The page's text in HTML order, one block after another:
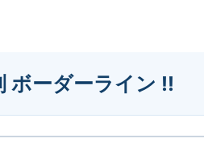
ボーダーライン !!